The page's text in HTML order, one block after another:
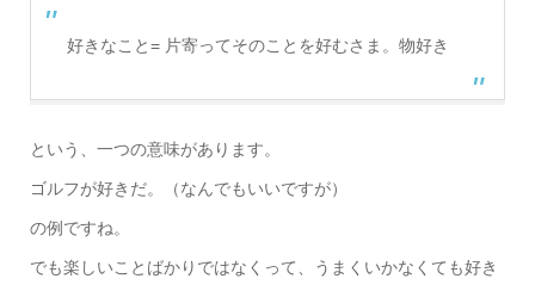
好きなこと= 片寄ってそのことを好むさま。物好き
という、一つの意味があります。
ゴルフが好きだ。（なんでもいいですが）
の例ですね。
でも楽しいことばかりではなくって、うまくいかなくても好き